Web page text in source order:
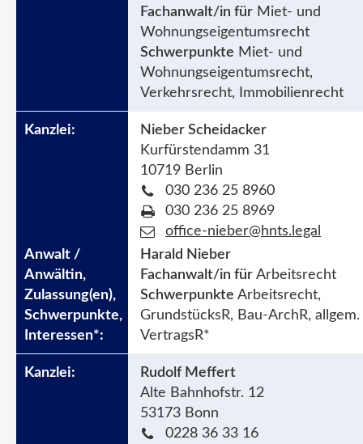
Fachanwalt/in für Miet- und
Wohnungseigentumsrecht
Schwerpunkte Miet- und
Wohnungseigentumsrecht,
Verkehrsrecht, Immobilienrecht
Nieber Scheidacker
Kurfürstendamm 31
10719 Berlin
030 236 25 8960
030 236 25 8969
office-nieber@hnts.legal
Harald Nieber
Fachanwalt/in für Arbeitsrecht
Schwerpunkte Arbeitsrecht,
GrundstücksR, Bau-ArchR, allgem.
VertragsR*
Rudolf Meffert
Alte Bahnhofstr. 12
53173 Bonn
0228 36 33 16